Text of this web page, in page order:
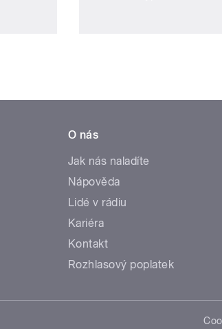
O nás
Jak nás naladíte
Nápověda
Lidé v rádiu
Kariéra
Kontakt
Rozhlasový poplatek